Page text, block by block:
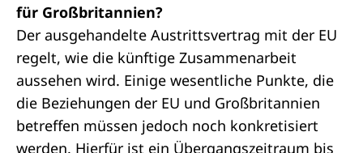
für Großbritannien?
Der ausgehandelte Austrittsvertrag mit der EU
regelt, wie die künftige Zusammenarbeit
aussehen wird. Einige wesentliche Punkte, die
die Beziehungen der EU und Großbritannien
betreffen müssen jedoch noch konkretisiert
werden. Hierfür ist ein Übergangszeitraum bis